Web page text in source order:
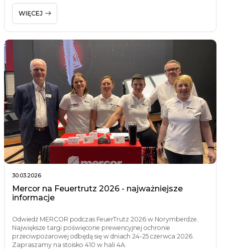
WIĘCEJ
30.03.2026
Mercor na Feuertrutz 2026 - najważniejsze
informacje
Odwiedź MERCOR podczas FeuerTrutz 2026 w Norymberdze.
Największe targi poświęcone prewencyjnej ochronie
przeciwpożarowej odbędą się w dniach 24-25 czerwca 2026.
Zapraszamy na stoisko 410 w hali 4A.